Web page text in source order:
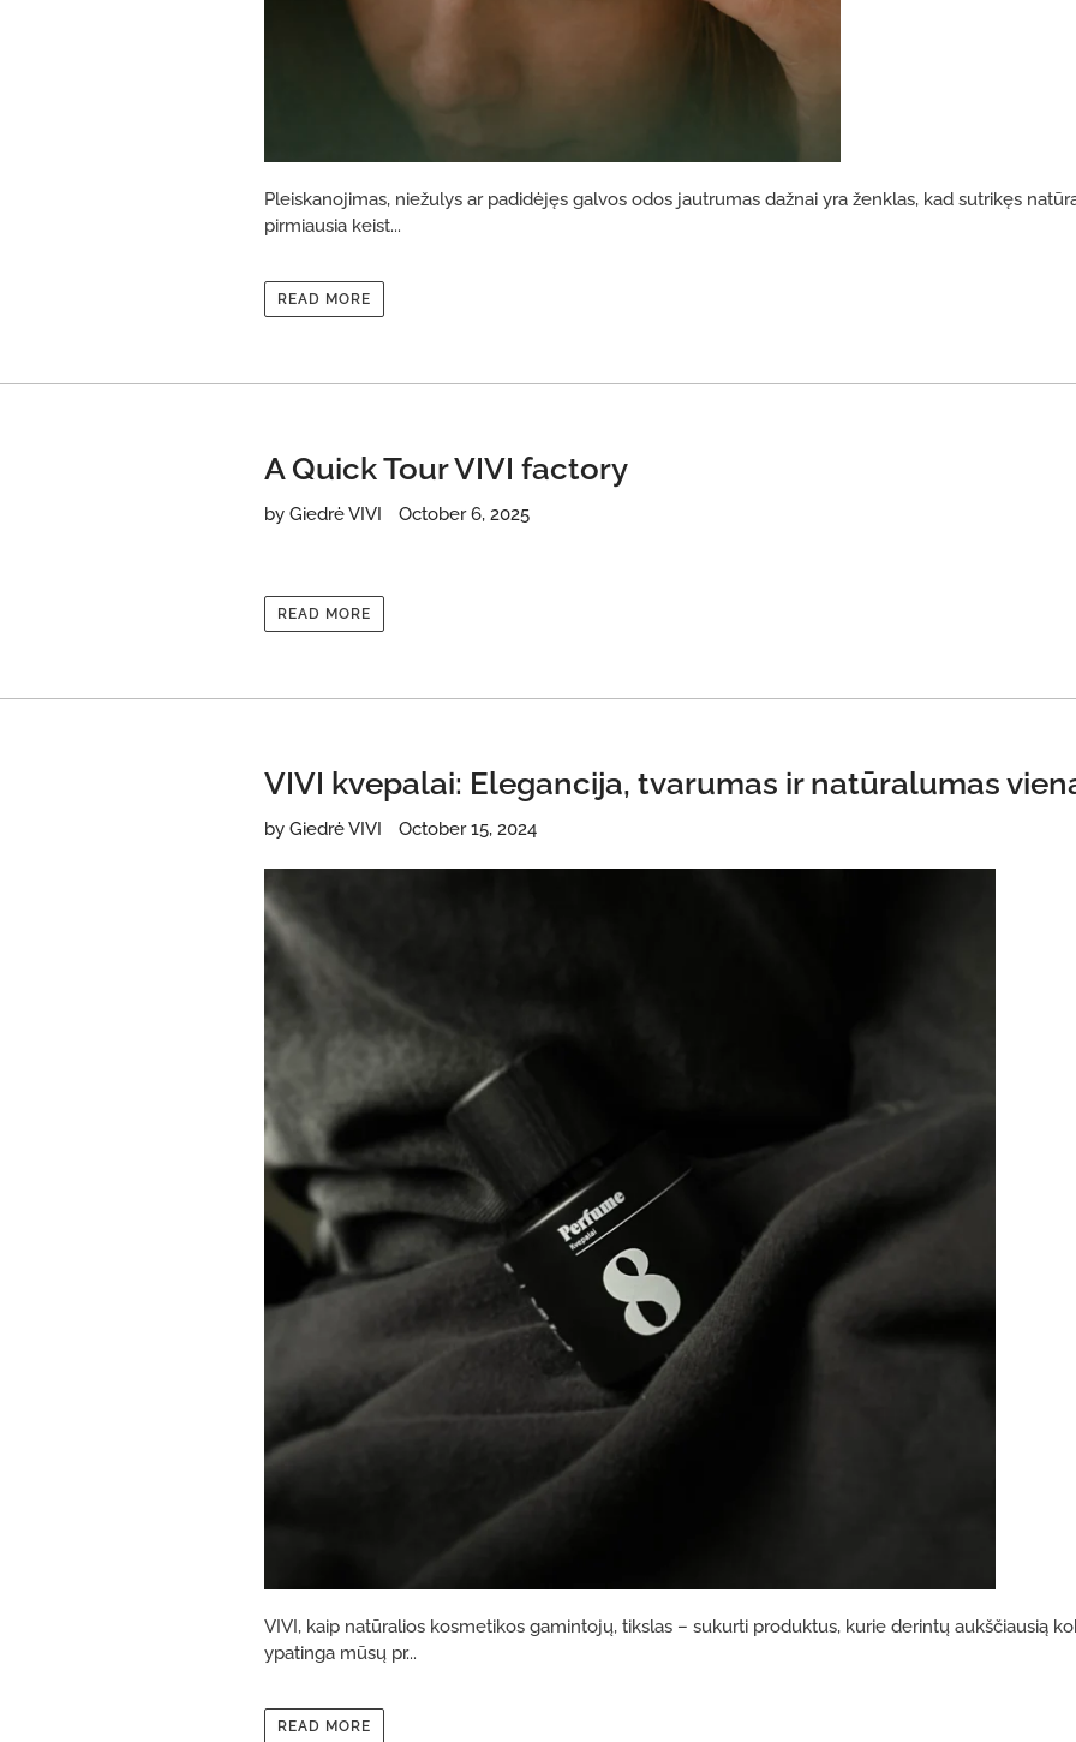
Pleiskanojimas, niežulys ar padidėjęs galvos odos jautrumas dažnai yra ženklas, kad sutrikęs
pirmiausia keist...
READ MORE
A Quick Tour VIVI factory
by Giedrė VIVI October 6, 2025
READ MORE
VIVI kvepalai: Elegancija, tvarumas ir natūralumas
by Giedrė VIVI October 15, 2024
VIVI, kaip natūralios kosmetikos gamintojų, tikslas – sukurti produktus, kurie derintų aukščiausią
ypatinga mūsų pr...
READ MORE